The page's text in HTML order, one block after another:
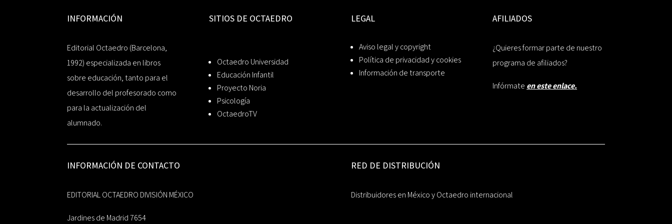
INFORMACIÓN
Editorial Octaedro (Barcelona,
1992) especializada en libros
sobre educación, tanto para el
desarrollo del profesorado como
para la actualización del
alumnado.
SITIOS DE OCTAEDRO
Octaedro Universidad
Educación Infantil
Proyecto Noria
Psicología
OctaedroTV
LEGAL
Aviso legal y copyright
Política de privacidad y cookies
Información de transporte
AFILIADOS
¿Quieres formar parte de nuestro
programa de afiliados?
Infórmate en este enlace.
INFORMACIÓN DE CONTACTO
EDITORIAL OCTAEDRO DIVISIÓN MÉXICO
Jardines de Madrid 7654
RED DE DISTRIBUCIÓN
Distribuidores en México y Octaedro internacional